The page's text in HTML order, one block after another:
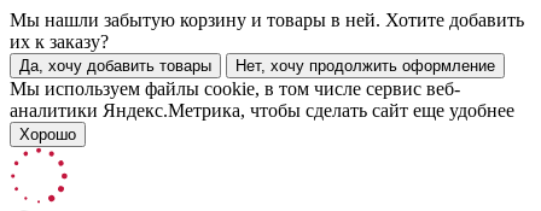
Мы нашли забытую корзину и товары в ней. Хотите добавить
их к заказу?
Да, хочу добавить товары Нет, хочу продолжить оформление
Мы используем файлы cookie, в том числе сервис веб-
аналитики Яндекс.Метрика, чтобы сделать сайт еще удобнее
Хорошо